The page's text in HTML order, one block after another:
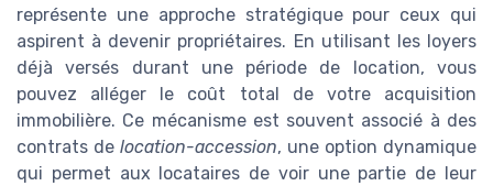
représente une approche stratégique pour ceux qui
aspirent à devenir propriétaires. En utilisant les loyers
déjà versés durant une période de location, vous
pouvez alléger le coût total de votre acquisition
immobilière. Ce mécanisme est souvent associé à des
contrats de location-accession, une option dynamique
qui permet aux locataires de voir une partie de leur